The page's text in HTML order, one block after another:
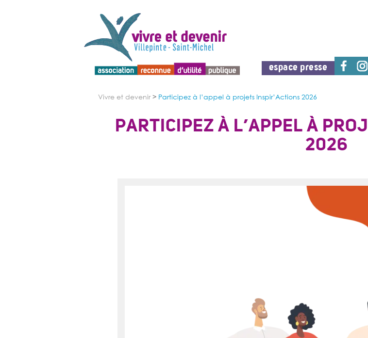
espace presse
Vivre et devenir > Participez à l’appel à projets Inspir’Actions 2026
PARTICIPEZ À L’APPEL À
2026